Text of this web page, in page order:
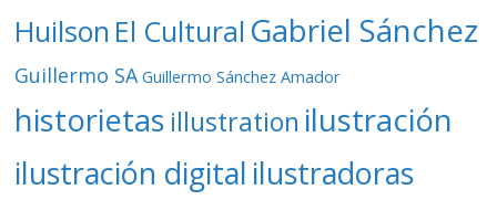
Huilson El Cultural Gabriel Sánchez
Guillermo SA Guillermo Sánchez Amador
historietas illustration ilustración
ilustración digital ilustradoras